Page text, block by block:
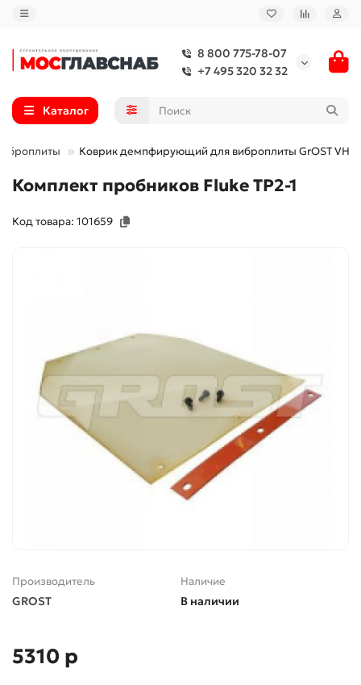
8 800 775-78-07
+7 495 320 32 32
Каталог
Коврик демпфирующий для виброплиты GrOST VH-
Комплект пробников Fluke TP2-1
Код товара: 101659
Производитель
GROST
Наличие
В наличии
5310 р